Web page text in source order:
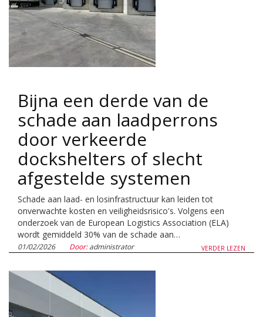
Bijna een derde van de
schade aan laadperrons
door verkeerde
dockshelters of slecht
afgestelde systemen
Schade aan laad- en losinfrastructuur kan leiden tot
onverwachte kosten en veiligheidsrisico's. Volgens een
onderzoek van de European Logistics Association (ELA)
wordt gemiddeld 30% van de schade aan…
VERDER LEZEN
01/02/2026 Door:administrator